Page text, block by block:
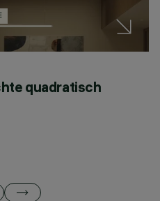
quadratisch